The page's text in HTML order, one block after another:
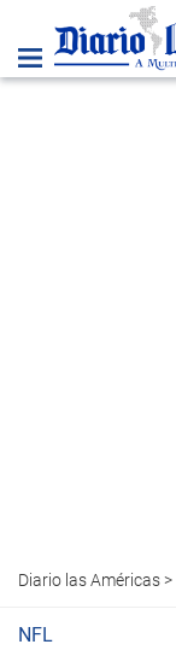
Diario las Américas>
NFL